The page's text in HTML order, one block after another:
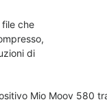
che
di
Mio Moov 580